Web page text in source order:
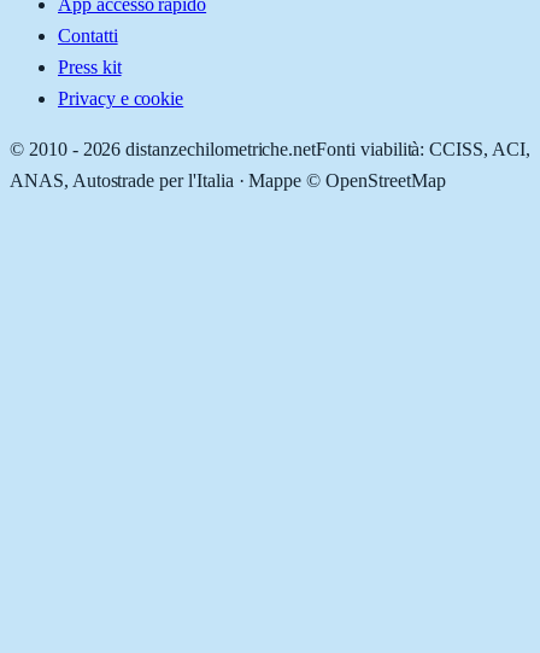
App accesso rapido
Contatti
Press kit
Privacy e cookie
© 2010 - 2026 distanzechilometriche.netFonti viabilità: CCISS, ACI,
ANAS, Autostrade per l'Italia · Mappe © OpenStreetMap